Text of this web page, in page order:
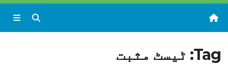
Tag: ٹیسٹ مثبت